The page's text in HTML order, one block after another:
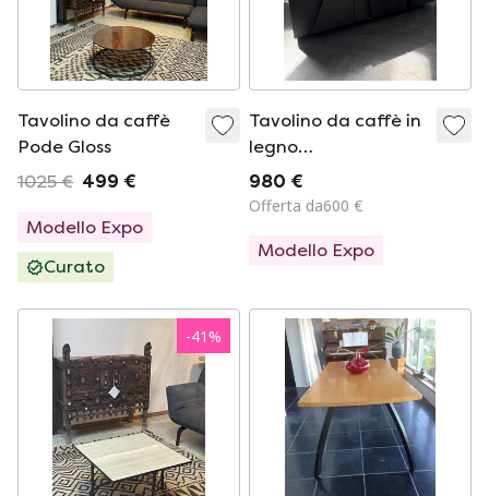
Tavolino da caffè
Pode Gloss
1025 € 499 €
Modello Expo
Curato
Tavolino da caffè in
legno
impiallacciato,
modello da
980 €
Offerta da600 €
Modello Expo
-41%